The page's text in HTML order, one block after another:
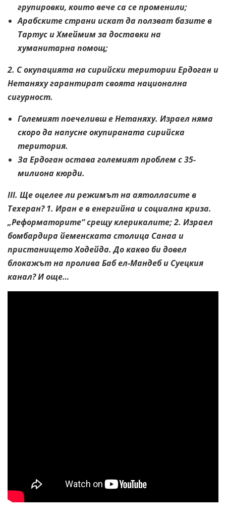
групировки, които вече са се променили;
Арабските страни искат да ползват базите в
Тартус и Хмеймим за доставки на
хуманитарна помощ;
2. С окупацията на сирийски територии Ердоган и
Нетаняху гарантират своята национална
сигурност.
Големият поечеливш е Нетаняху. Израел няма
скоро да напусне окупираната сирийска
територия.
За Ердоган остава големият проблем с 35-
милиона кюрди.
III. Ще оцелее ли режимът на аятолласите в
Техеран? 1. Иран е в енергийна и социална криза.
„Реформаторите“ срещу клерикалите; 2. Израел
бомбардира йеменската столица Санаа и
пристанището Ходейда. До какво би довел
блокажът на пролива Баб ел-Мандеб и Суецкия
канал? И още…